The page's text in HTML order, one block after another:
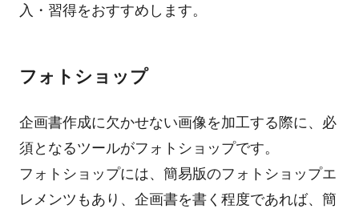
入・習得をおすすめします。
フォトショップ
企画書作成に欠かせない画像を加工する際に、必
須となるツールがフォトショップです。
フォトショップには、簡易版のフォトショップエ
レメンツもあり、企画書を書く程度であれば、簡